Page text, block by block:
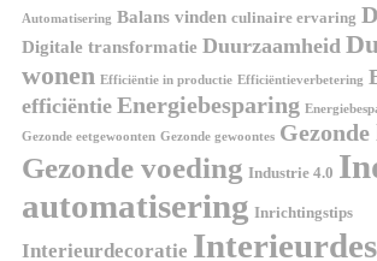
Automatisering Balans vinden culinaire ervaring
Digitale transformatie Duurzaamheid
wonen Efficiëntie in productie Efficiëntieverbetering
efficiëntie Energiebesparing
Gezonde eetgewoonten Gezonde gewoontes
Gezonde voeding Industrie 4.0
automatisering Inrichtingstips
Interieurdecoratie